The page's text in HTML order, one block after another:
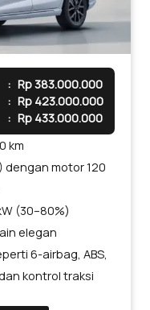
: Rp 383.000.000
: Rp 423.000.000
: Rp 433.000.000
km
dengan motor 120
(30–80%)
elegan
6-airbag, ABS,
kontrol traksi